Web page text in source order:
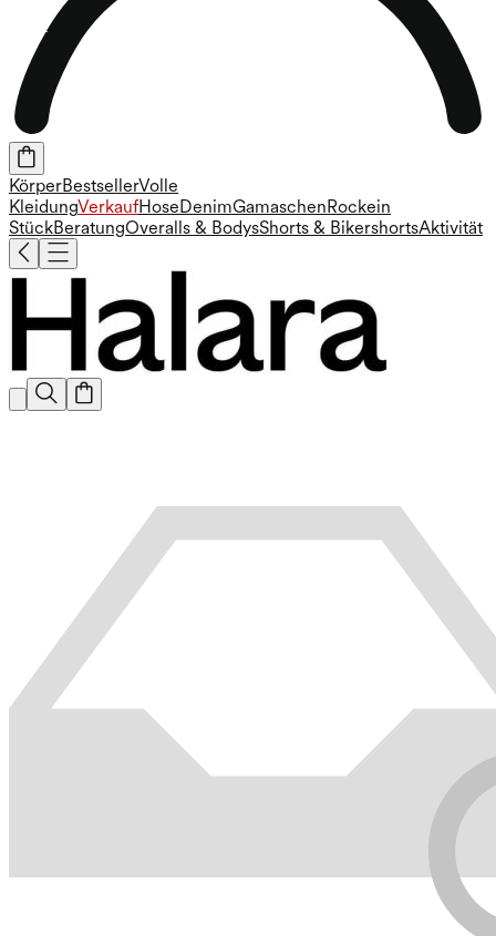
KörperBestsellerVolle
KleidungVerkaufHose DenimGamaschen Rockein
StückBeratungOveralls & BodysShorts & BikershortsAktivität